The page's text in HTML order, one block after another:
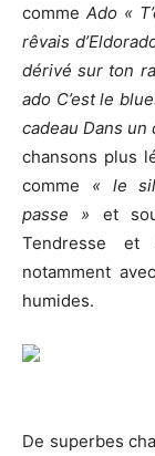
commeAdo «
rêvais
dérivé sur ton
ado C’est le
cadeau Dans
chansons plus
comme « le
passe » et
Tendresse et
notamment
humides.
De superbes